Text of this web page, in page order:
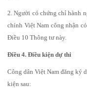
2. Người có chứng chỉ hành
chính Việt Nam công nhận
Điều 10 Thông tư này.
Điều 4. Điều kiện dự thi
Công dân Việt Nam đăng ký
kiện sau: